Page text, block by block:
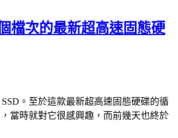
檔次的最新超高速固態硬
。至於這款最新超高速固態硬碟的循
當時就對它很感興趣，而前幾天也終於